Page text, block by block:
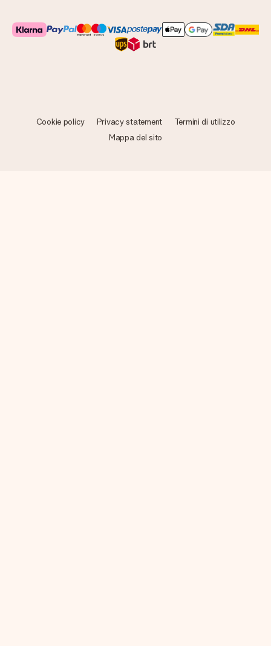
Cookie policy Privacy statement
Termini di utilizzo
Mappa del sito